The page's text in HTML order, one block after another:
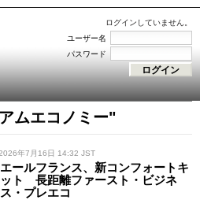
ログインしていません。
ユーザー名
パスワード
ムエコノミー"
2026年7月16日 14:32 JST
エールフランス、新コンフォートキ
ット 長距離ファースト・ビジネ
ス・プレエコ